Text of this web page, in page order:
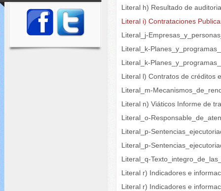
Literal h) Resultado de
Literal i) Contrataciones
Literal_j-
Literal_k-
Literal_k-
Literal l) Contratos de créditos
Literal_m-
Literal n) Viáticos Informe de
Literal_o-
Literal_p-
Literal_p-
Literal_q-
Literal r) Indicadores e
Literal r) Indicadores e